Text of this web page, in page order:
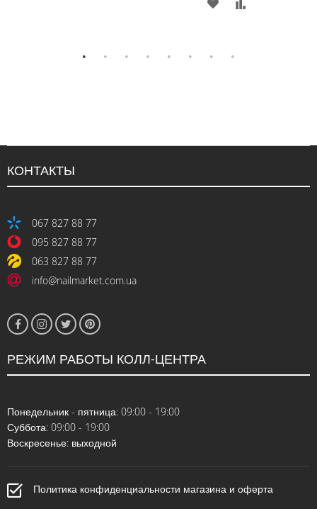
ЖЕЛАНИЙ
КОНТАКТЫ
067 827 88 77
095 827 88 77
063 827 88 77
info@nailmarket.com.ua
РЕЖИМ РАБОТЫ КОЛЛ-ЦЕНТРА
Понедельник - пятница: 09:00 - 19:00
Суббота: 09:00 - 19:00
Воскресенье: выходной
Политика конфиденциальности магазина и оферта